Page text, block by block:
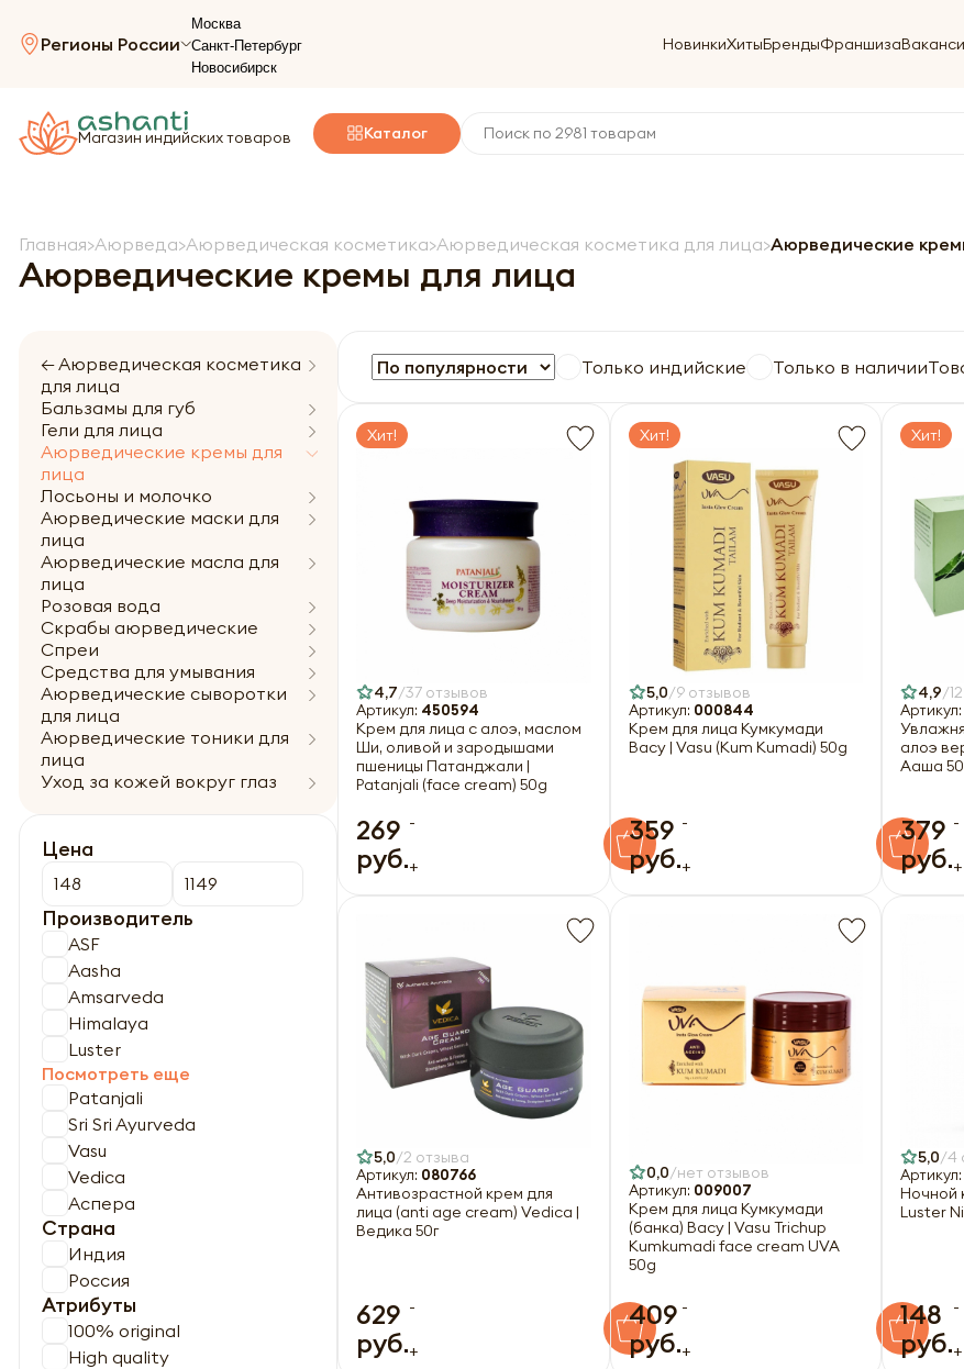
Регионы России
Москва
Санкт-Петербург
Новосибирск
НовинкиХитыБрендыФраншиза
Магазин индийских товаров Каталог
Главная Аюрведа Аюрведическая косметика Аюрведическая косметика для лица Аюрведические
Аюрведические кремы для лица
← Аюрведическая косметика
для лица
Бальзамы для губ
Гели для лица
Аюрведические кремы для
лица
Лосьоны и молочко
Аюрведические маски для
лица
Аюрведические масла для
лица
Розовая вода
Скрабы аюрведические
Спреи
Средства для умывания
Аюрведические сыворотки
для лица
Аюрведические тоники для
лица
Уход за кожей вокруг глаз
Цена
Производитель
ASF
Aasha
Amsarveda
Himalaya
Luster
Посмотреть еще
Patanjali
Sri Sri Ayurveda
Vasu
Vedica
Аспера
Страна
Индия
Россия
Атрибуты
100% original
High quality
Только индийские Только в наличии
Хит!
4,7 37 отзывов
Артикул: 450594
Крем для лица с алоэ, маслом
Ши, оливой и зародышами
пшеницы Патанджали |
Patanjali (face cream) 50g
269
руб.
-
+
Хит!
5,0 9 отзывов
Артикул: 000844
Крем для лица Кумкумади
Васу | Vasu (Kum Kumadi) 50g
359
руб.
-
+
Хит!
4,9
Артикул:
алоэ
Ааша
379
руб.
-
+
5,0 2 отзыва
Артикул: 080766
Антивозрастной крем для
лица (anti age cream) Vedica |
Ведика 50г
629
руб.
-
+
0,0 нет отзывов
Артикул: 009007
Крем для лица Кумкумади
(банка) Васу | Vasu Trichup
Kumkumadi face cream UVA
50g
409
руб.
-
+
5,0 4
Артикул:
Ночной
Luster
148
руб.
-
+